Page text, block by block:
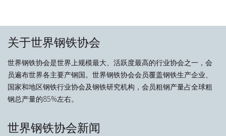
关于世界钢铁协会
世界钢铁协会是世界上规模最大、活跃度最高的行业协会之一，会
员遍布世界各主要产钢国。世界钢铁协会会员覆盖钢铁生产企业、
国家和地区钢铁行业协会及钢铁研究机构，会员粗钢产量占全球粗
钢总产量的85%左右。
世界钢铁协会新闻